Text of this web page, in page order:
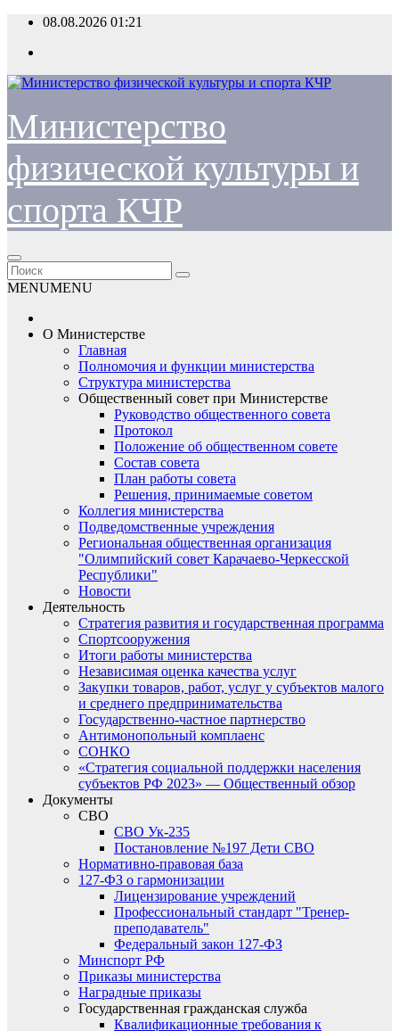
Перейти
содержимому
08.08.2026 01:21
Министерство
физической культуры и
спорта КЧР
MENUMENU
О Министерстве
Главная
Полномочия и функции министерства
Структура министерства
Общественный совет при Министерстве
Руководство общественного совета
Протокол
Положение об общественном совете
Состав совета
План работы совета
Решения, принимаемые советом
Коллегия министерства
Подведомственные учреждения
Региональная общественная организация
"Олимпийский совет Карачаево-Черкесской
Республики"
Новости
Деятельность
Стратегия развития и государственная программа
Спортсооружения
Итоги работы министерства
Независимая оценка качества услуг
Закупки товаров, работ, услуг у субъектов малого
и среднего предпринимательства
Государственно-частное партнерство
Антимонопольный комплаенс
СОНКО
«Стратегия социальной поддержки населения
субъектов РФ 2023» — Общественный обзор
Документы
СВО
СВО Ук-235
Постановление №197 Дети СВО
Нормативно-правовая база
127-ФЗ о гармонизации
Лицензирование учреждений
Профессиональный стандарт "Тренер-
преподаватель"
Федеральный закон 127-ФЗ
Минспорт РФ
Приказы министерства
Наградные приказы
Государственная гражданская служба
Квалификационные требования к